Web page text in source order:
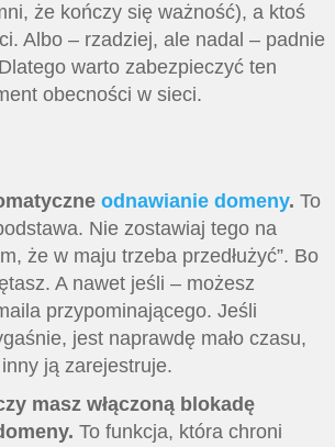
że kończy się ważność), a ktoś
Albo – rzadziej, ale nadal – padnie
warto zabezpieczyć ten
obecności w sieci.
odnawianie domeny. To
Nie zostawiaj tego na
że w maju trzeba przedłużyć”. Bo
A nawet jeśli – możesz
przypominającego. Jeśli
jest naprawdę mało czasu,
ją zarejestruje.
masz włączoną blokadę
To funkcja, która chroni